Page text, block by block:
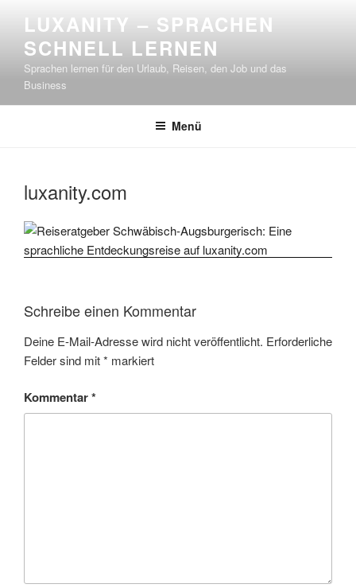
springen
LUXANITY – SPRACHEN
SCHNELL LERNEN
Sprachen lernen für den Urlaub, Reisen, den Job und das
Business
Menü
luxanity.com
Schreibe einen Kommentar
Deine E-Mail-Adresse wird nicht veröffentlicht. Erforderliche
Felder sind mit* markiert
Kommentar*